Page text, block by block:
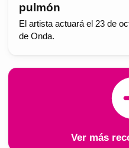
pulmón
El artista actuará el 23 de
de Onda.
Ver más